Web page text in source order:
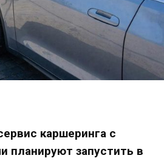
каршеринга с
планируют запустить в